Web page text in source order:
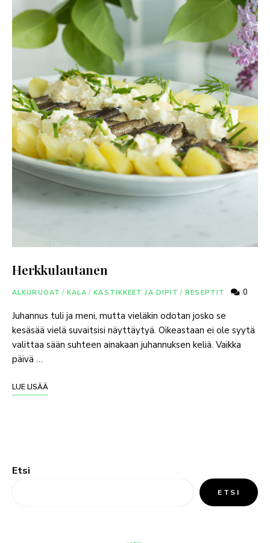
Herkkulautanen
ALKURUOAT / KALA / KASTIKKEET JA DIPIT / RESEPTIT 0
Juhannus tuli ja meni, mutta vieläkin odotan josko se
kesäsää vielä suvaitsisi näyttäytyä. Oikeastaan ei ole syytä
valittaa sään suhteen ainakaan juhannuksen keliä. Vaikka
päivä …
LUE LISÄÄ
Etsi
ETSI